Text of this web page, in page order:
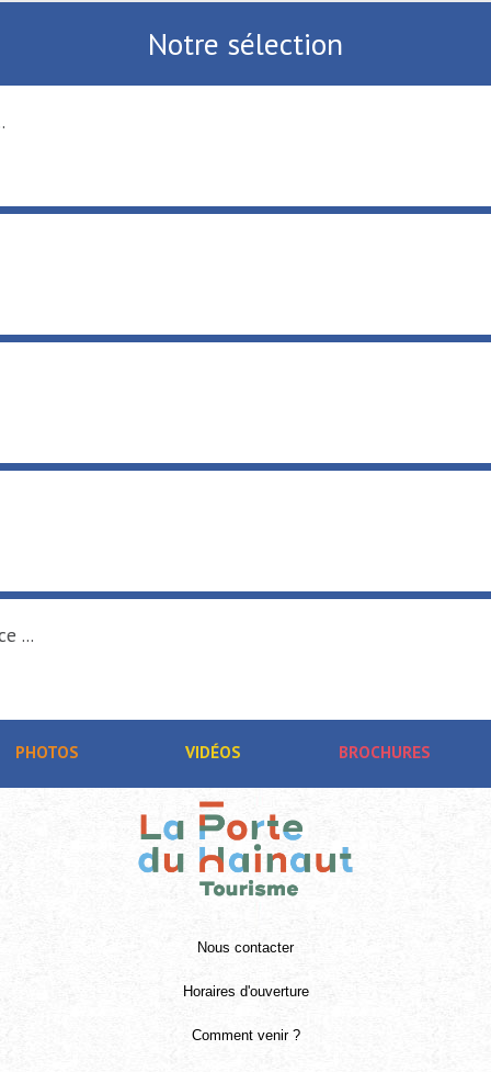
Notre sélection
...
PHOTOS VIDÉOS BROCHURES
Nous contacter
Horaires d'ouverture
Comment venir ?